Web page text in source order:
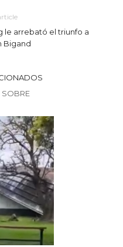
le arrebató el triunfo a
Bigand
SOBRE